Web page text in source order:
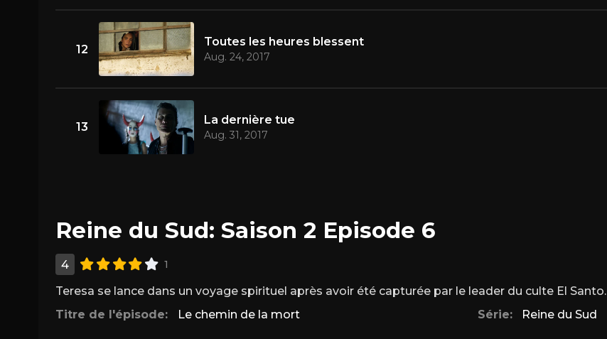
12
Toutes les heures blessent
Aug. 24, 2017
13
La dernière tue
Aug. 31, 2017
Reine du Sud: Saison 2 Episode 6
4 1
Teresa se lance dans un voyage spirituel après avoir été capturée par le leader du culte El Santo.
Titre de l'épisode:
Le chemin de la mort Série: Reine du Sud